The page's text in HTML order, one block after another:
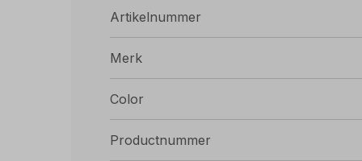
Artikelnummer
Merk
Color
Productnummer